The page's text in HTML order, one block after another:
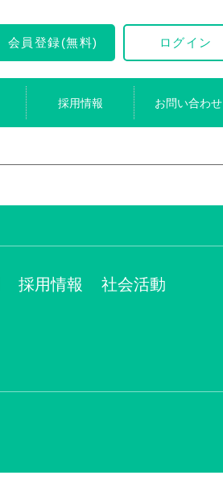
会員登録(無料) ログイン
採用情報 お問い合わせ
採用情報 社会活動